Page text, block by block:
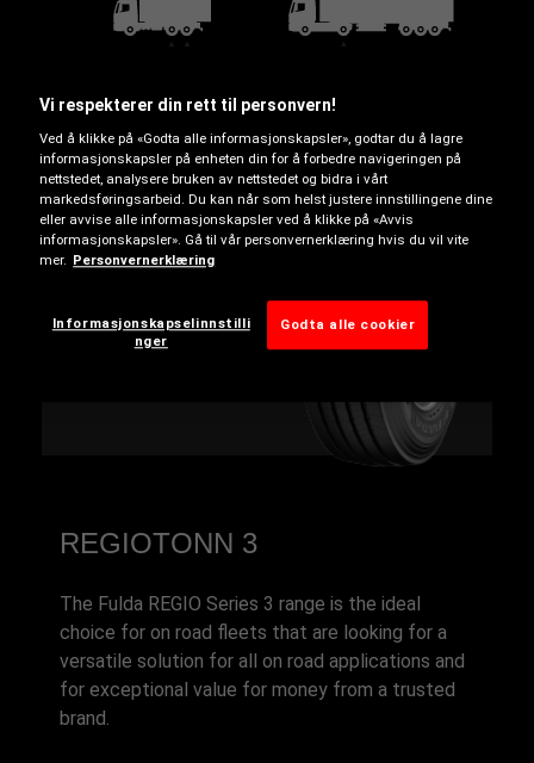
B
B
B
REGIOTONN 3
The Fulda REGIO Series 3 range is the ideal
choice for on road fleets that are looking for a
versatile solution for all on road applications and
for exceptional value for money from a trusted
brand.
Vi respekterer din rett til personvern!
Ved å klikke på «Godta alle informasjonskapsler», godtar du å lagre
informasjonskapsler på enheten din for å forbedre navigeringen på
nettstedet, analysere bruken av nettstedet og bidra i vårt
markedsføringsarbeid. Du kan når som helst justere innstillingene dine
eller avvise alle informasjonskapsler ved å klikke på «Avvis
informasjonskapsler». Gå til vår personvernerklæring hvis du vil vite
mer. Personvernerklæring
Informasjonskapselinnstilli
nger
Godta alle cookier